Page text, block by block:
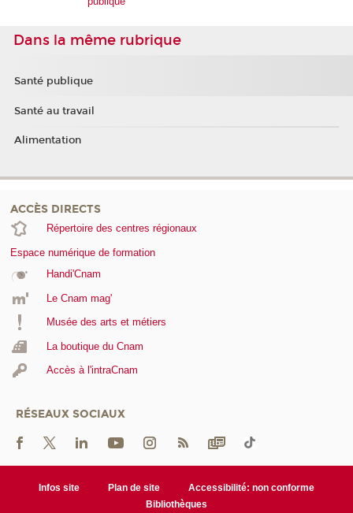
Dans la même rubrique
Santé publique
Santé au travail
Alimentation
ACCÈS DIRECTS
Répertoire des centres régionaux
Espace numérique de formation
Handi'Cnam
Le Cnam mag'
Musée des arts et métiers
La boutique du Cnam
Accès à l'intraCnam
RÉSEAUX SOCIAUX
Infos site Plan de site
Accessibilité: non conforme
Bibliothèques